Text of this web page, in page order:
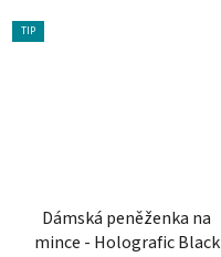
TIP
Dámská peněženka na
mince - Holografic Black